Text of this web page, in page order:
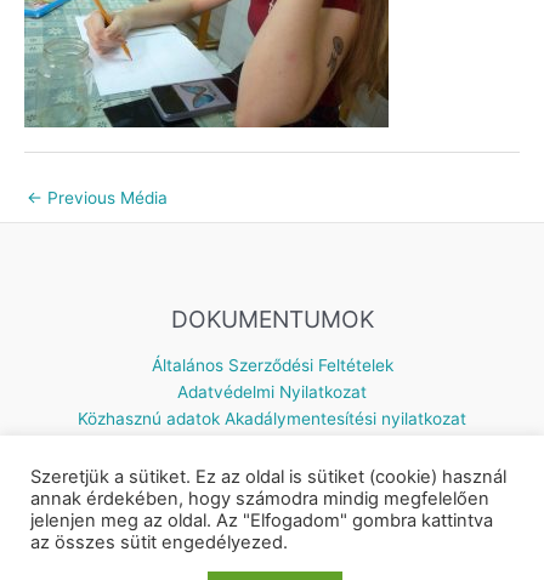
← Previous Média
DOKUMENTUMOK
Általános Szerződési Feltételek
Adatvédelmi Nyilatkozat
Közhasznú adatok Akadálymentesítési nyilatkozat
Készítette: © 2026 Napsugár Gyermekház | Powered by
Szeretjük a sütiket. Ez az oldal is sütiket (cookie) használ
annak érdekében, hogy számodra mindig megfelelően
jelenjen meg az oldal. Az "Elfogadom" gombra kattintva
az összes sütit engedélyezed.